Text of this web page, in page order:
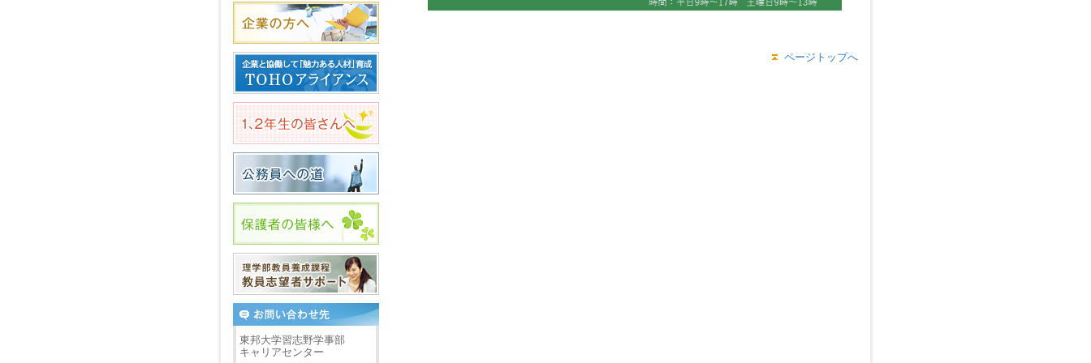
東邦大学習志野学事部
キャリアセンター
ページトップへ